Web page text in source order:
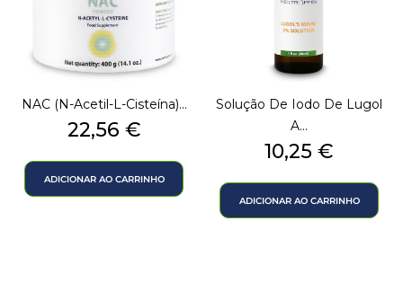
NAC (N-Acetil-L-Cisteína)...
Preço
22,56 €
ADICIONAR AO CARRINHO
Solução De Iodo De Lugol
A...
Preço
10,25 €
ADICIONAR AO CARRINHO